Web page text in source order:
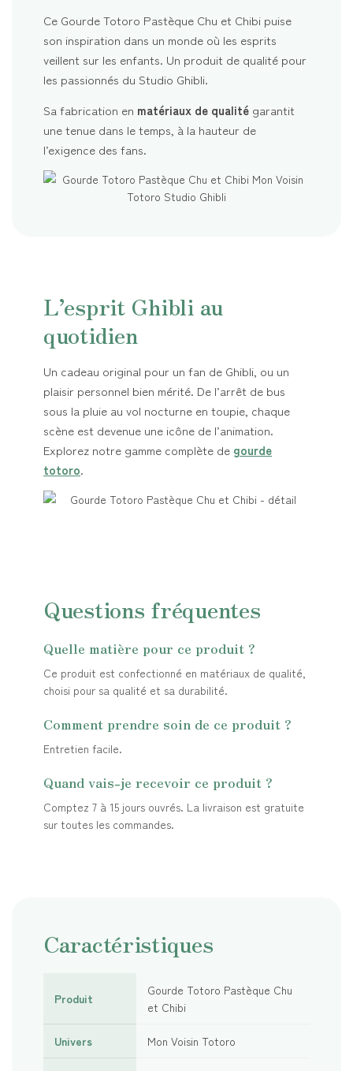
Ce Gourde Totoro Pastèque Chu et Chibi puise
son inspiration dans un monde où les esprits
veillent sur les enfants. Un produit de qualité pour
les passionnés du Studio Ghibli.
Sa fabrication en matériaux de qualité garantit
une tenue dans le temps, à la hauteur de
l’exigence des fans.
L’esprit Ghibli au
quotidien
Un cadeau original pour un fan de Ghibli, ou un
plaisir personnel bien mérité. De l’arrêt de bus
sous la pluie au vol nocturne en toupie, chaque
scène est devenue une icône de l’animation.
Explorez notre gamme complète de gourde
totoro.
Questions fréquentes
Quelle matière pour ce produit ?
Ce produit est confectionné en matériaux de qualité,
choisi pour sa qualité et sa durabilité.
Comment prendre soin de ce produit ?
Entretien facile.
Quand vais-je recevoir ce produit ?
Comptez 7 à 15 jours ouvrés. La livraison est gratuite
sur toutes les commandes.
Caractéristiques
Produit
Gourde Totoro Pastèque Chu
et Chibi
Univers Mon Voisin Totoro